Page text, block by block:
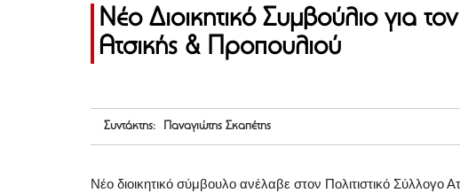
Νέο Διοικητικό Συμβούλιο για
Ατσικής & Προπουλιού
Συντάκτης: Παναγιώτης Σκαπέτης
Νέο διοικητικό σύμβουλο ανέλαβε στον Πολιτιστικό